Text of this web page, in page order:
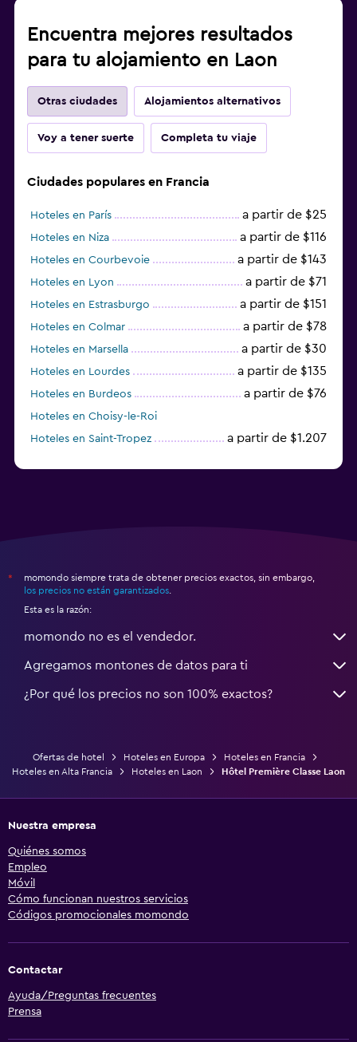
Encuentra mejores resultados
para tu alojamiento en Laon
Otras ciudades Alojamientos alternativos
Voy a tener suerte Completa tu viaje
Ciudades populares en Francia
Hoteles en París a partir de $25
Hoteles en Niza a partir de $116
Hoteles en Courbevoie a partir de $143
Hoteles en Lyon a partir de $71
Hoteles en Estrasburgo a partir de $151
Hoteles en Colmar a partir de $78
Hoteles en Marsella a partir de $30
Hoteles en Lourdes a partir de $135
Hoteles en Burdeos a partir de $76
Hoteles en Choisy-le-Roi
Hoteles en Saint-Tropez
a partir de $1.207
*
momondo siempre trata de obtener precios exactos, sin embargo,
los precios no están garantizados
Esta es la razón:
momondo no es el vendedor.
Agregamos montones de datos para ti
¿Por qué los precios no son 100% exactos?
Ofertas de hotel Hoteles en Europa
Hoteles en Francia
Hoteles en Alta Francia
Hoteles en Laon Hôtel Première Classe Laon
Nuestra empresa
Quiénes somos
Empleo
Móvil
Cómo funcionan nuestros servicios
Códigos promocionales momondo
Contactar
Ayuda/Preguntas frecuentes
Prensa